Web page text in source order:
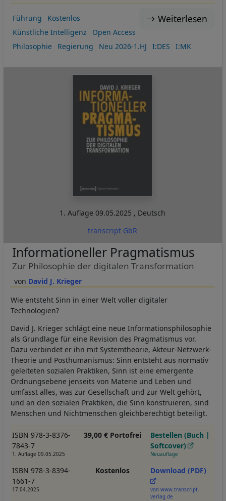
Weiterlesen
Führung
Kostenlos
Künstliche Intelligenz
Open Access
Philosophie
Regierung Neu 2026-1.HJ I:DES I:MK
1. Auflage09.05.2025 , Deutsch
transcript GbR
David J. Krieger
Informationeller Pragmatismus
Zur Philosophie der digitalen Transformation
Wie entsteht Sinn in einer Welt voller digitaler
Technologien?
David J. Krieger schlägt eine neue Informationsphilosophie
als Grundlage für eine Revision des Pragmatismus vor.
Dazu verbindet er ihn mit Systemtheorie, Akteur-Netzwerk-
Theorie und Posthumanismus: Sinn entsteht aus normativ
geleiteten sozialen Praktiken, Sinn ist eine emergente
Ordnungsebene jenseits von Materie und Leben und
umfasst alles, was zur Gesellschaft und zur Welt gehört,
und an den sozialen Praktiken, die Sinn konstruieren, sind
Menschen und Nichtmenschen gleichberechtigt beteiligt.
ISBN 978-3-8376-
7843-7
1. Auflage 09.05.2025
39,00 € Portofrei
Bestellen (Buch |
Softcover)
Neuauflage
ISBN 978-3-8394-
1661-7
17.04.2025
Kostenlos Download (PDF)
von www.transcript-
verlag.de